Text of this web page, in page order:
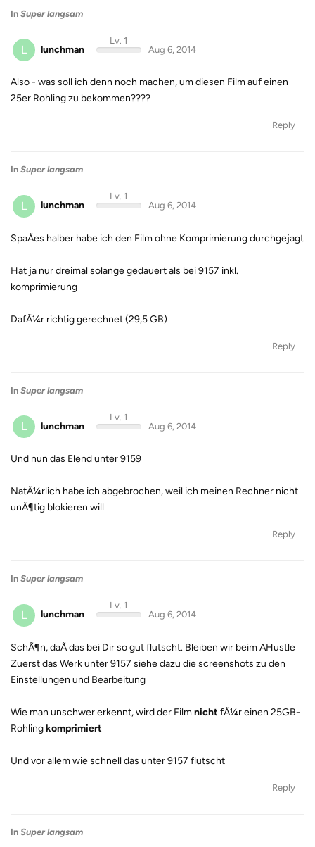
In Super langsam
L lunchman
Lv. 1
Aug 6, 2014
Also - was soll ich denn noch machen, um diesen Film auf einen
25er Rohling zu bekommen????
Reply
In Super langsam
L lunchman
Lv. 1
Aug 6, 2014
SpaÃes halber habe ich den Film ohne Komprimierung durchgejagt
Hat ja nur dreimal solange gedauert als bei 9157 inkl.
komprimierung
DafÃ¼r richtig gerechnet (29,5 GB)
Reply
In Super langsam
L lunchman
Lv. 1
Aug 6, 2014
Und nun das Elend unter 9159
NatÃ¼rlich habe ich abgebrochen, weil ich meinen Rechner nicht
unÃ¶tig blokieren will
Reply
In Super langsam
L lunchman
Lv. 1
Aug 6, 2014
SchÃ¶n, daÃ das bei Dir so gut flutscht. Bleiben wir beim AHustle
Zuerst das Werk unter 9157 siehe dazu die screenshots zu den
Einstellungen und Bearbeitung
Wie man unschwer erkennt, wird der Filmnicht fÃ¼r einen 25GB-
Rohlingkomprimiert
Und vor allem wie schnell das unter 9157 flutscht
Reply
In Super langsam